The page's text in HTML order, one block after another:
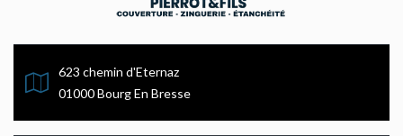
623 chemin d'Eternaz
01000 Bourg En Bresse